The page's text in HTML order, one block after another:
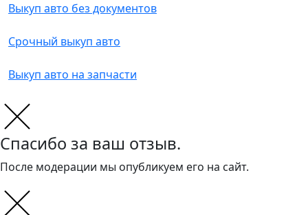
Выкуп авто без документов
Срочный выкуп авто
Выкуп авто на запчасти
Спасибо за ваш отзыв.
После модерации мы опубликуем его на сайт.